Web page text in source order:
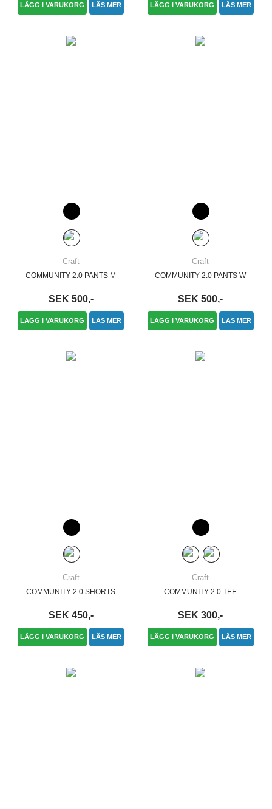
LÄGG I VARUKORG LÄS MER LÄGG I VARUKORG LÄS MER
Craft
COMMUNITY 2.0 PANTS M
SEK 500,-
LÄGG I VARUKORG LÄS MER
Craft
COMMUNITY 2.0 PANTS W
SEK 500,-
LÄGG I VARUKORG LÄS MER
Craft
COMMUNITY 2.0 SHORTS
SEK 450,-
LÄGG I VARUKORG LÄS MER
Craft
COMMUNITY 2.0 TEE
SEK 300,-
LÄGG I VARUKORG LÄS MER